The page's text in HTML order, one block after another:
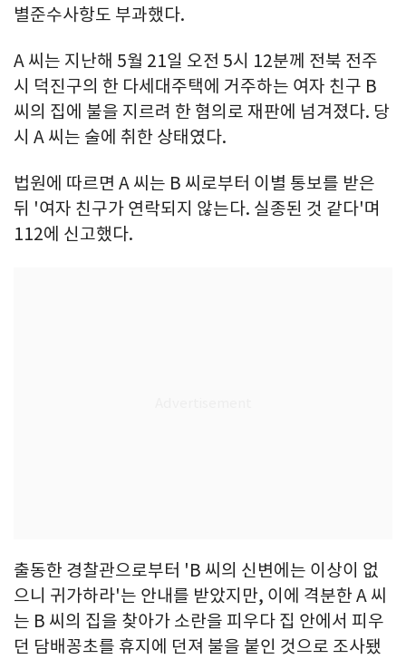
별준수사항도 부과했다.
A 씨는 지난해 5월 21일 오전 5시 12분께 전북 전주
시 덕진구의 한 다세대주택에 거주하는 여자 친구 B
씨의 집에 불을 지르려 한 혐의로 재판에 넘겨졌다. 당
시 A 씨는 술에 취한 상태였다.
법원에 따르면 A 씨는 B 씨로부터 이별 통보를 받은
뒤 '여자 친구가 연락되지 않는다. 실종된 것 같다'며
112에 신고했다.
출동한 경찰관으로부터 'B 씨의 신변에는 이상이 없
으니 귀가하라'는 안내를 받았지만, 이에 격분한 A 씨
는 B 씨의 집을 찾아가 소란을 피우다 집 안에서 피우
던 담배꽁초를 휴지에 던져 불을 붙인 것으로 조사됐